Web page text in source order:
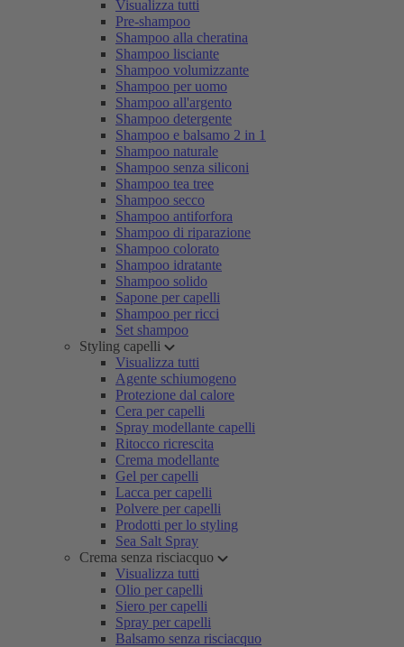
Visualizza tutti
Pre-shampoo
Shampoo alla cheratina
Shampoo lisciante
Shampoo volumizzante
Shampoo per uomo
Shampoo all'argento
Shampoo detergente
Shampoo e balsamo 2 in 1
Shampoo naturale
Shampoo senza siliconi
Shampoo tea tree
Shampoo secco
Shampoo antiforfora
Shampoo di riparazione
Shampoo colorato
Shampoo idratante
Shampoo solido
Sapone per capelli
Shampoo per ricci
Set shampoo
Styling capelli
Visualizza tutti
Agente schiumogeno
Protezione dal calore
Cera per capelli
Spray modellante capelli
Ritocco ricrescita
Crema modellante
Gel per capelli
Lacca per capelli
Polvere per capelli
Prodotti per lo styling
Sea Salt Spray
Crema senza risciacquo
Visualizza tutti
Olio per capelli
Siero per capelli
Spray per capelli
Balsamo senza risciacquo